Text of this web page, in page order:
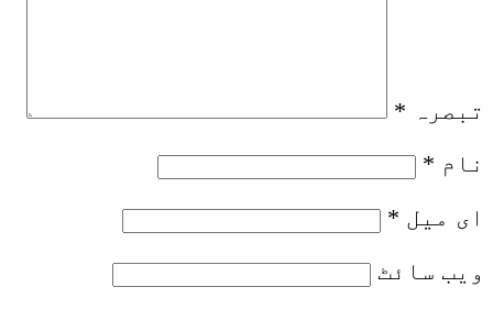
تبصرہ *
نام *
ای میل *
ویب‌ سائٹ